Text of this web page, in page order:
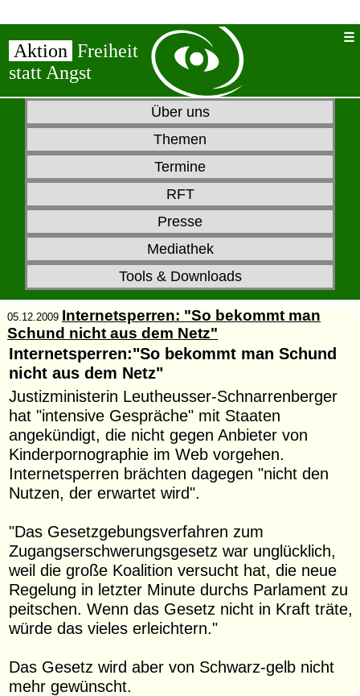
Aktion Freiheit
statt Angst
Über uns
Themen
Termine
RFT
Presse
Mediathek
Tools & Downloads
05.12.2009 Internetsperren: "So bekommt man
Schund nicht aus dem Netz"
Internetsperren:"So bekommt man Schund
nicht aus dem Netz"
Justizministerin Leutheusser-Schnarrenberger
hat "intensive Gespräche" mit Staaten
angekündigt, die nicht gegen Anbieter von
Kinderpornographie im Web vorgehen.
Internetsperren brächten dagegen "nicht den
Nutzen, der erwartet wird".
"Das Gesetzgebungsverfahren zum
Zugangserschwerungsgesetz war unglücklich,
weil die große Koalition versucht hat, die neue
Regelung in letzter Minute durchs Parlament zu
peitschen. Wenn das Gesetz nicht in Kraft träte,
würde das vieles erleichtern."
Das Gesetz wird aber von Schwarz-gelb nicht
mehr gewünscht.